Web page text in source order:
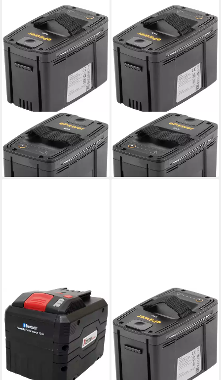
STIGA GARDEN
E 440 Akku (48 V), 48 V, 4
Ah ePower für 500er Serie
ab 129,00 €
lieferbar - in 6-8 Werktagen bei dir
STIGA GARDEN
E 450 Akku (48 V), 48 V, 5
Ah ePower für 500er Serie
ab 149,00 €
lieferbar - in 6-8 Werktagen bei dir